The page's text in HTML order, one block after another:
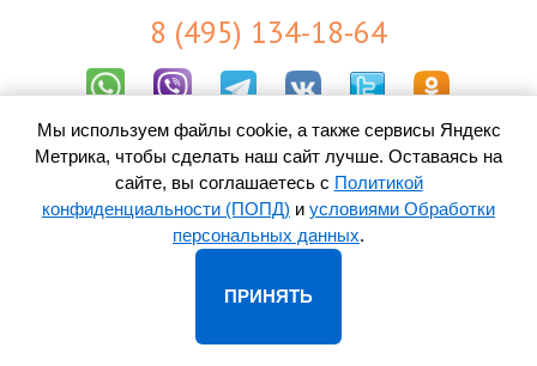
8 (495) 134-18-64
Результаты СОУТ
Пользовательское соглашение
Политика конфиденциальности (ПОПД)
Согласие на обработку персональных данных
2026 ООО «Контакт-Центр» -
Мы используем файлы cookie, а также сервисы Яндекс
Метрика, чтобы сделать наш сайт лучше. Оставаясь на
сайте, вы соглашаетесь с Политикой
конфиденциальности (ПОПД) и условиями Обработки
персональных данных.
ПРИНЯТЬ